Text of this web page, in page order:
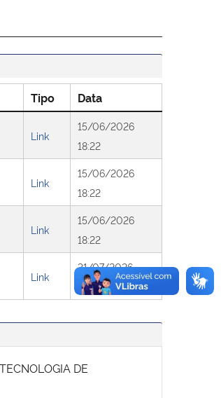
Tipo Data
Link
15/06/2026
18:22
Link
15/06/2026
18:22
Link
15/06/2026
18:22
Link
31/07/2026
14:00
DE